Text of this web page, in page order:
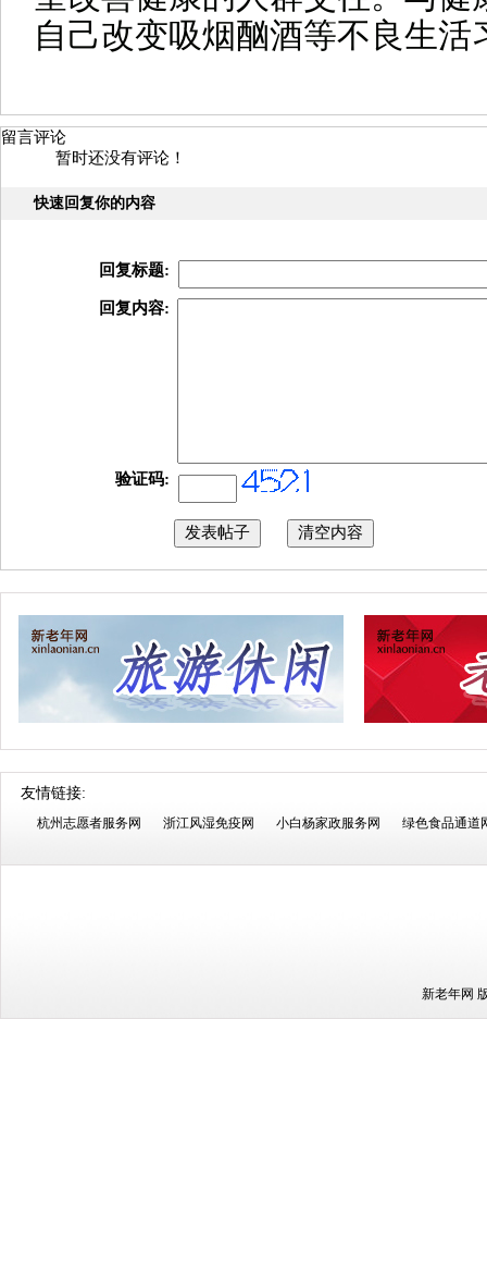
自己改变吸烟酗酒等不良生活
留言评论
暂时还没有评论！
快速回复你的内容
回复标题:
回复内容:
验证码:
友情链接:
杭州志愿者服务网 浙江风湿免疫网 小白杨家政服务网 绿色食品通道
新老年网